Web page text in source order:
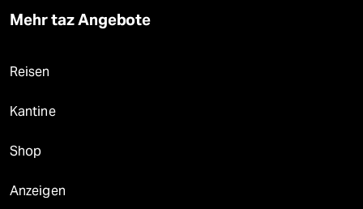
Mehr taz Angebote
Reisen
Kantine
Shop
Anzeigen